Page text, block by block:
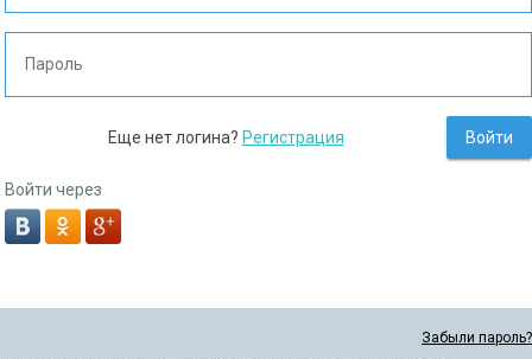
Еще нет логина? Регистрация Войти
Войти через
Забыли пароль?